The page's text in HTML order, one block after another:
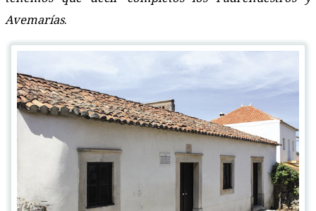
Avemarías.